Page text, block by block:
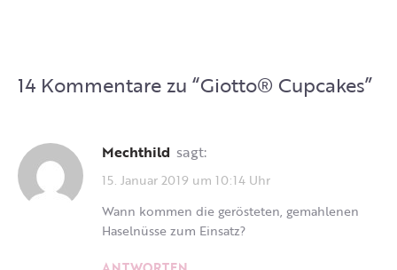
14 Kommentare zu “Giotto® Cupcakes”
Mechthild sagt:
15. Januar 2019 um 10:14 Uhr
Wann kommen die gerösteten, gemahlenen
Haselnüsse zum Einsatz?